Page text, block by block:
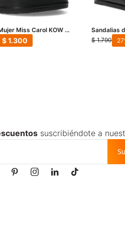
Miss Carol KOW -
$ 1.300
Sandalias
- Negro
$ 1.790 27
suscribiéndote a
   